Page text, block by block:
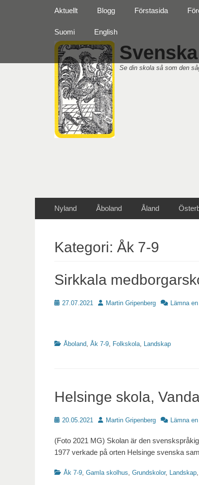
Se din skola så som den
Primär meny
innehåll
Aktuellt Blogg Förstasida
Suomi English
Sekundär meny
Nyland Åboland Åland
Kategori: Åk 7-9
Sirkkala
Publicerat
27.07.2021 Författare
Martin Gripenberg Lämna
Kategorier
Åboland, Åk 7-9, Folkskola, Landskap
Helsinge skola,
Publicerat
20.05.2021 Författare
Martin Gripenberg Lämna
(Foto 2021 MG) Skolan är den
1977 verkade på orten Helsinge svenska
Kategorier
Åk 7-9, Gamla skolhus, Grundskolor, Landskap,